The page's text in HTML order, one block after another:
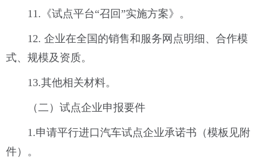
11.《试点平台“召回”实施方案》。
12. 企业在全国的销售和服务网点明细、合作模
式、规模及资质。
13.其他相关材料。
（二）试点企业申报要件
1.申请平行进口汽车试点企业承诺书（模板见附
件）。